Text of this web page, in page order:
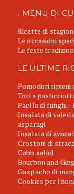
I MENU DI
Ricette di
Le occasioni
Le feste
LE ULTIME
Pomodori ripieni
Torta
Paella di funghi -
Insalata di
asparagi
Insalata di
Crostoni di
Cobb salad
Bourbon and
Gazpacho di
Cookies per i